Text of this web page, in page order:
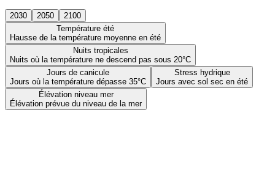
2030 2050
2100
Température été
Hausse de la température moyenne en été
Nuits tropicales
Nuits où la température ne descend pas sous 20°C
Jours de canicule
Jours où la température dépasse 35°C
Stress hydrique
Jours avec sol sec en été
Élévation niveau mer
Élévation prévue du niveau de la mer